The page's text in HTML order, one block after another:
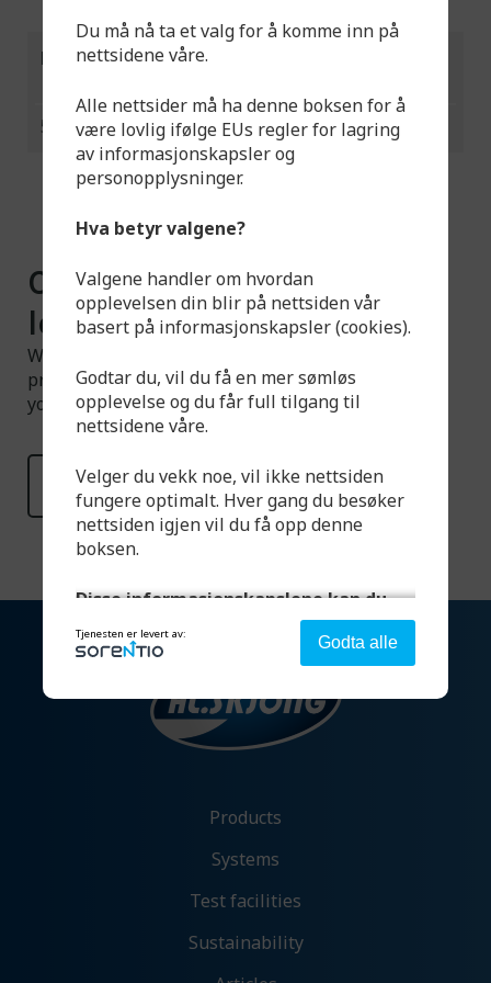
No
Length
552501
1000 500 1500 96,0
Can't find what you're
looking for?
We have a larger selection available than what is
presented on the website. Feel free to contact us if
you have any questions.
Read more
Products
Systems
Test facilities
Sustainability
Du må nå ta et valg for å komme inn på
nettsidene våre.
Alle nettsider må ha denne boksen for å
være lovlig ifølge EUs regler for lagring
av informasjonskapsler og
personopplysninger.
Hva betyr valgene?
Valgene handler om hvordan
opplevelsen din blir på nettsiden vår
basert på informasjonskapsler (cookies).
Godtar du, vil du få en mer sømløs
opplevelse og du får full tilgang til
nettsidene våre.
Velger du vekk noe, vil ikke nettsiden
fungere optimalt. Hver gang du besøker
nettsiden igjen vil du få opp denne
boksen.
Disse informasjonskapslene kan du
Strengt nødvendig - denne er alltid på
Denne aktiverer helt grunnleggende
funksjonalitet som språk, sted og handlekurv.
Analyse og ytelse
Denne gir oss muligheten til å samle
vår slik at vi hele tiden kan forbedre
Tjenesten er levert av: Godta alle